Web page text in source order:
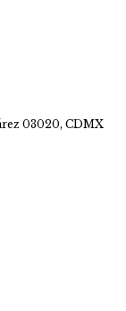
03020, CDMX